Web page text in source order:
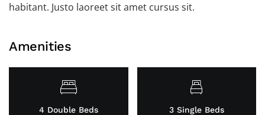
habitant. Justo laoreet sit amet cursus sit.
Amenities
4 Double Beds 3 Single Beds